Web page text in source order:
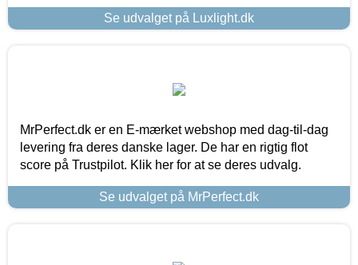
Se udvalget på Luxlight.dk
MrPerfect.dk er en E-mærket webshop med dag-til-dag
levering fra deres danske lager. De har en rigtig flot
score på Trustpilot. Klik her for at se deres udvalg.
Se udvalget på MrPerfect.dk